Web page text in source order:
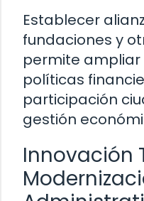
Establecer
fundaciones y
permite
políticas
participación
gestión
Innovación